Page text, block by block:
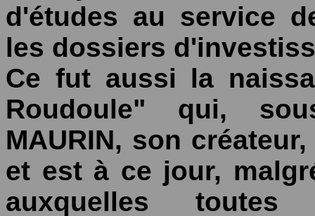
d'études au service
les dossiers
Ce fut aussi la
Roudoule" qui,
MAURIN, son
et est à ce jour,
auxquelles